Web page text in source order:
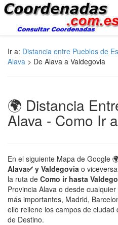
Ir a: Distancia entre Pueblos de
Alava > De Alava a Valdegovia
🌍 Distancia
Alava - Como Ir
En el siguiente Mapa de Google
Alava✅ y Valdegovia o
la ruta de Como ir hasta
Provincia Alava o desde
más importantes, Madrid,
ello rellene los campos de
de Destino.